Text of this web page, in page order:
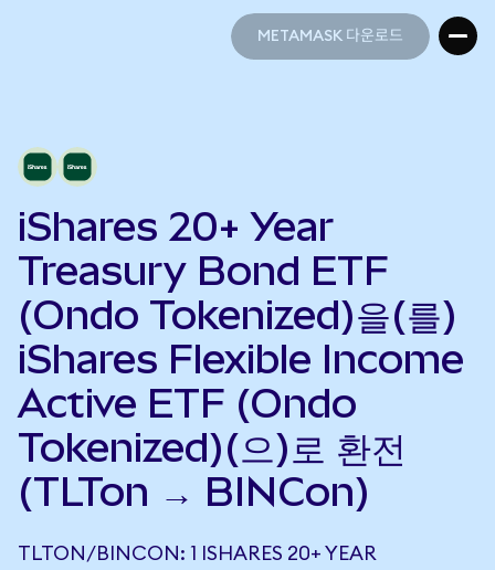
METAMASK 다운로드
iShares 20+ Year
Treasury Bond ETF
(Ondo Tokenized)을(를)
iShares Flexible Income
Active ETF (Ondo
Tokenized)(으)로 환전
(TLTon → BINCon)
TLTON/BINCON: 1 ISHARES 20+ YEAR